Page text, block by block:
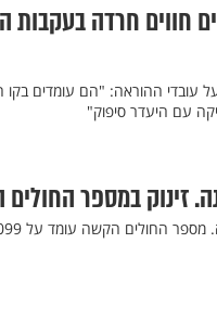
ההוראה: "הם עומדים בקו
עם היעדר סיפוק"